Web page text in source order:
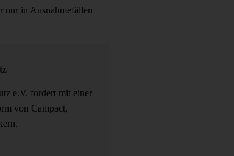
nur in Ausnahmefällen
e.V. fordert mit einer
von Campact,